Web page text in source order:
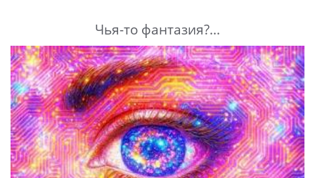
Чья-то фантазия?...